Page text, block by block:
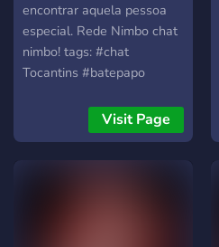
encontrar aquela pessoa
especial. Rede Nimbo chat
nimbo! tags: #chat
Tocantins #batepapo
#batepapo TO #chat TO
#amizade estado do
Tocantins #namoro
Visit Page